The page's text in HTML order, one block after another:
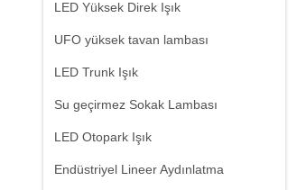
LED Yüksek Direk Işık
UFO yüksek tavan lambası
LED Trunk Işık
Su geçirmez Sokak Lambası
LED Otopark Işık
Endüstriyel Lineer Aydınlatma